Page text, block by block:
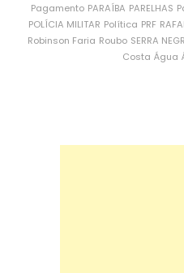
Pagamento PARAÍBA PARELHAS
POLÍCIA MILITAR Política PRF
Robinson Faria Roubo SERRA
Costa Água